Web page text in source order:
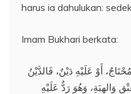
harus ia dahulukan:
Imam Bukhari berkata:
أَوْ عَلَيْهِ دَيْنٌ، فَالدَّيْنُ
وَالهِبَةِ، وَهُوَ رَدٌّ عَلَيْهِ